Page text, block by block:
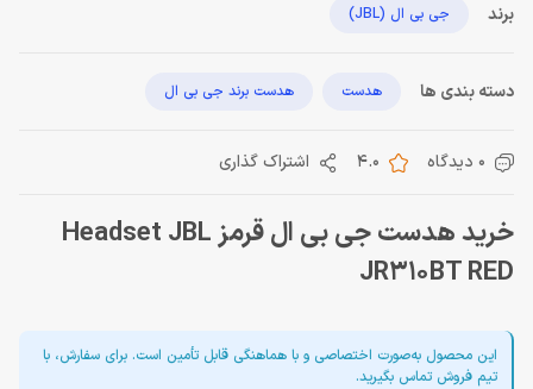
برند جی بی ال (JBL)
دسته بندی ها هدست هدست برند جی بی ال
0 دیدگاه 4.0 اشتراک گذاری
خرید هدست جی بی ال قرمز Headset JBL
JR310BT RED
این محصول به‌صورت اختصاصی و با هماهنگی قابل تأمین است. برای سفارش، با
تیم فروش تماس بگیرید.